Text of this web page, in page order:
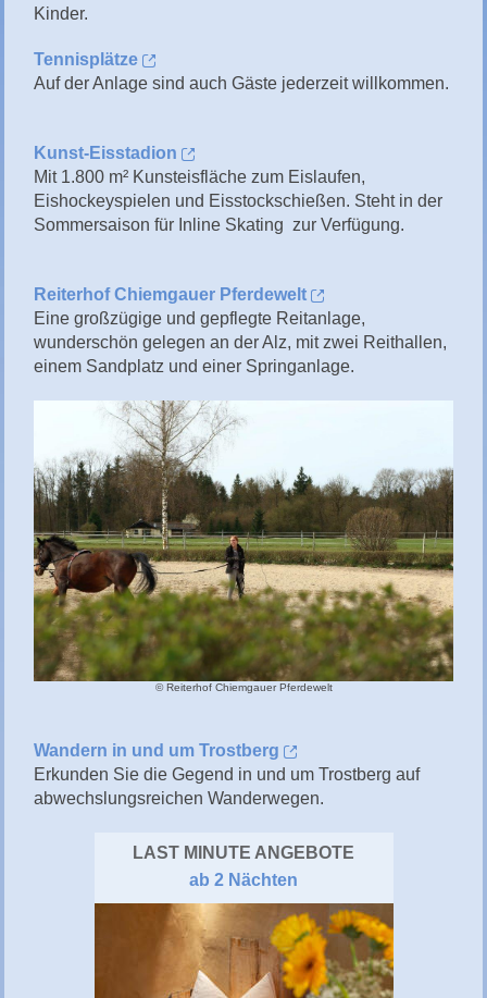
Kinder.
Tennisplätze
Auf der Anlage sind auch Gäste jederzeit willkommen.
Kunst-Eisstadion
Mit 1.800 m² Kunsteisfläche zum Eislaufen,
Eishockeyspielen und Eisstockschießen. Steht in der
Sommersaison für Inline Skating zur Verfügung.
Reiterhof Chiemgauer Pferdewelt
Eine großzügige und gepflegte Reitanlage,
wunderschön gelegen an der Alz, mit zwei Reithallen,
einem Sandplatz und einer Springanlage.
© Reiterhof Chiemgauer Pferdewelt
Wandern in und um Trostberg
Erkunden Sie die Gegend in und um Trostberg auf
abwechslungsreichen Wanderwegen.
LAST MINUTE ANGEBOTE
ab 2 Nächten